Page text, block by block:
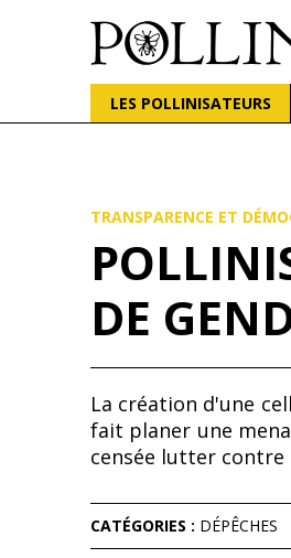
POLLINIS
LES POLLINISATEURS
TRANSPARENCE ET
DE
La création d'une
fait planer une
censée lutter
CATÉGORIES : DÉPÊCHES